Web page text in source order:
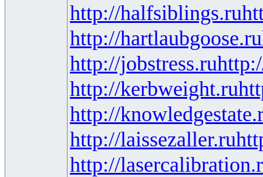
http://halfsiblings.ru
http://hartlaubgoose.ru
http://jobstress.ru
http://kerbweight.ru
http://
http://laissezaller.ru
http://